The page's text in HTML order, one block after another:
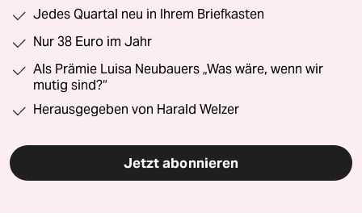
Jedes Quartal neu in Ihrem Briefkasten
Nur 38 Euro im Jahr
Als Prämie Luisa Neubauers „Was wäre, wenn wir
mutig sind?“
Herausgegeben von Harald Welzer
Jetzt abonnieren